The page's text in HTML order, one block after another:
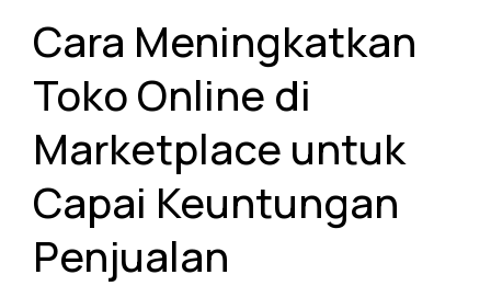
Cara Meningkatkan
Toko Online di
Marketplace untuk
Capai Keuntungan
Penjualan